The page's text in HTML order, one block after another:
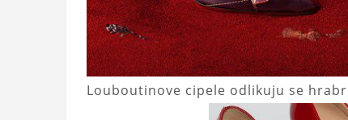
Louboutinove cipele odlikuju se